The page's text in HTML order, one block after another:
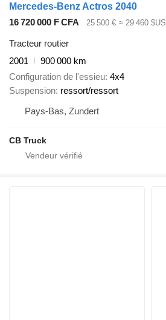
Mercedes-Benz Actros 2040
16 720 000 F CFA
25 500 € ≈ 29 460 $US
Tracteur routier
2001
900 000 km
Configuration de l'essieu 4x4
Suspension ressort/ressort
Pays-Bas, Zundert
CB Truck